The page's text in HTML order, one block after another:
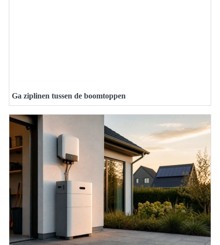
Ga ziplinen tussen de boomtoppen